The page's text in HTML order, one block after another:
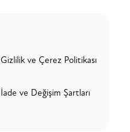
Gizlilik ve Çerez Politikası
İade ve Değişim Şartları